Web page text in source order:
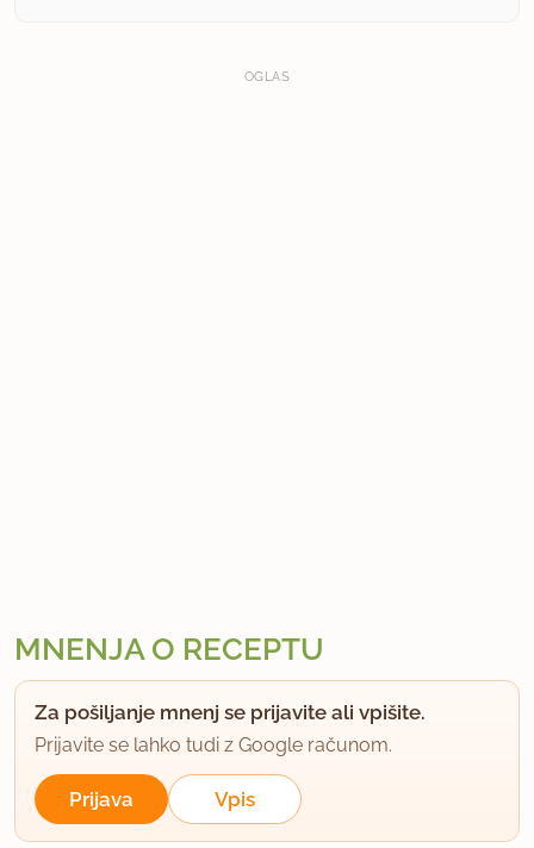
OGLAS
MNENJA O RECEPTU
Za pošiljanje mnenj se prijavite ali vpišite.
Prijavite se lahko tudi z Google računom.
Prijava Vpis